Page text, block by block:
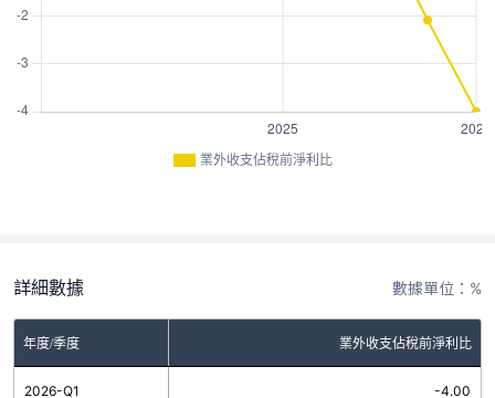
業外收支佔稅前淨利比
詳細數據 數據單位：%
年度/季度 業外收支佔稅前淨利比
2026-Q1 -4.00